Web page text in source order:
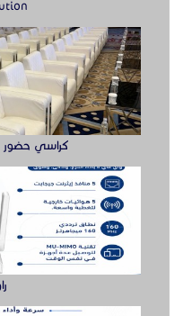
سويتش ريجي